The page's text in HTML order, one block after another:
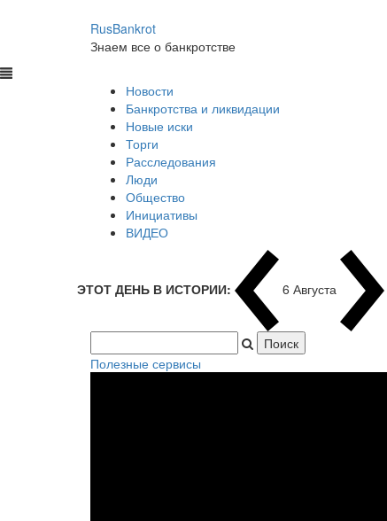
RusBankrot
Знаем все о банкротстве
Новости
Банкротства и ликвидации
Новые иски
Торги
Расследования
Люди
Общество
Инициативы
ВИДЕО
ЭТОТ ДЕНЬ В ИСТОРИИ: 6 Августа
Полезные сервисы